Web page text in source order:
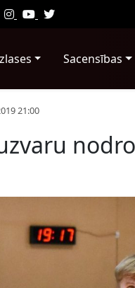
Sacensības
21:00